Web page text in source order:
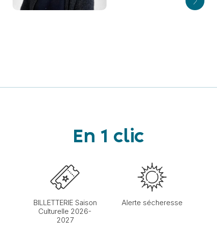
En 1 clic
BILLETTERIE Saison
Culturelle 2026-
2027
Alerte sécheresse